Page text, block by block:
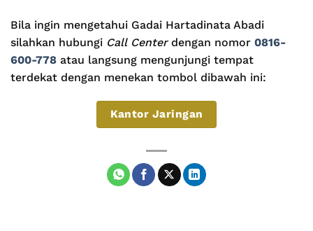
Bila ingin mengetahui Gadai Hartadinata Abadi
silahkan hubungi Call Centerdengan nomor 0816-
600-778 atau langsung mengunjungi tempat
terdekat dengan menekan tombol dibawah ini:
Kantor Jaringan